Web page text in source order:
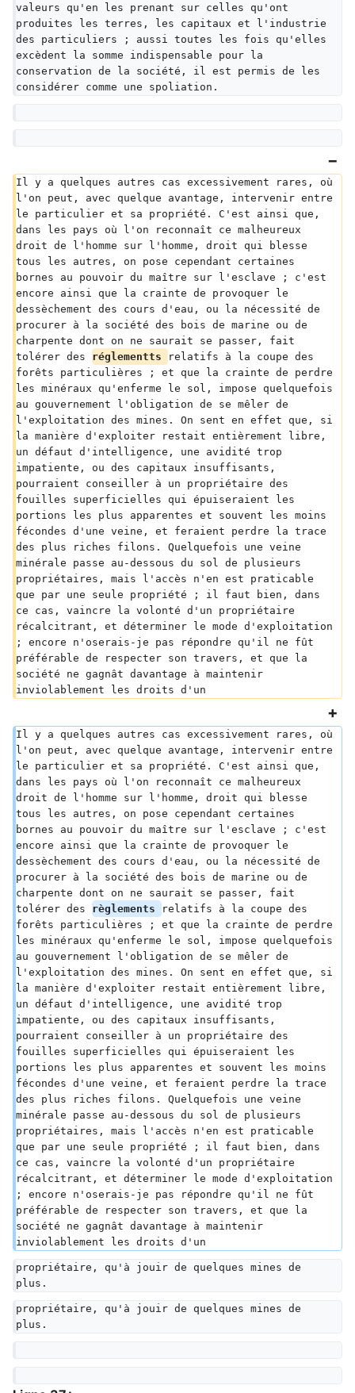
valeurs qu'en les prenant sur celles qu'ont
produites les terres, les capitaux et l'industrie
des particuliers ; aussi toutes les fois qu'elles
excèdent la somme indispensable pour la
conservation de la société, il est permis de les
considérer comme une spoliation.
Il y a quelques autres cas excessivement rares, où
l'on peut, avec quelque avantage, intervenir entre
le particulier et sa propriété. C'est ainsi que,
dans les pays où l'on reconnaît ce malheureux
droit de l'homme sur l'homme, droit qui blesse
tous les autres, on pose cependant certaines
bornes au pouvoir du maître sur l'esclave ; c'est
encore ainsi que la crainte de provoquer le
dessèchement des cours d'eau, ou la nécessité de
procurer à la société des bois de marine ou de
charpente dont on ne saurait se passer, fait
tolérer des réglementts
relatifs à la coupe des
forêts particulières ; et que la crainte de perdre
les minéraux qu'enferme le sol, impose quelquefois
au gouvernement l'obligation de se mêler de
l'exploitation des mines. On sent en effet que, si
la manière d'exploiter restait entièrement libre,
un défaut d'intelligence, une avidité trop
impatiente, ou des capitaux insuffisants,
pourraient conseiller à un propriétaire des
fouilles superficielles qui épuiseraient les
portions les plus apparentes et souvent les moins
fécondes d'une veine, et feraient perdre la trace
des plus riches filons. Quelquefois une veine
minérale passe au-dessous du sol de plusieurs
propriétaires, mais l'accès n'en est praticable
que par une seule propriété ; il faut bien, dans
ce cas, vaincre la volonté d'un propriétaire
récalcitrant, et déterminer le mode d'exploitation
; encore n'oserais-je pas répondre qu'il ne fût
préférable de respecter son travers, et que la
société ne gagnât davantage à maintenir
inviolablement les droits d'un
Il y a quelques autres cas excessivement rares, où
l'on peut, avec quelque avantage, intervenir entre
le particulier et sa propriété. C'est ainsi que,
dans les pays où l'on reconnaît ce malheureux
droit de l'homme sur l'homme, droit qui blesse
tous les autres, on pose cependant certaines
bornes au pouvoir du maître sur l'esclave ; c'est
encore ainsi que la crainte de provoquer le
dessèchement des cours d'eau, ou la nécessité de
procurer à la société des bois de marine ou de
charpente dont on ne saurait se passer, fait
tolérer des règlements
relatifs à la coupe des
forêts particulières ; et que la crainte de perdre
les minéraux qu'enferme le sol, impose quelquefois
au gouvernement l'obligation de se mêler de
l'exploitation des mines. On sent en effet que, si
la manière d'exploiter restait entièrement libre,
un défaut d'intelligence, une avidité trop
impatiente, ou des capitaux insuffisants,
pourraient conseiller à un propriétaire des
fouilles superficielles qui épuiseraient les
portions les plus apparentes et souvent les moins
fécondes d'une veine, et feraient perdre la trace
des plus riches filons. Quelquefois une veine
minérale passe au-dessous du sol de plusieurs
propriétaires, mais l'accès n'en est praticable
que par une seule propriété ; il faut bien, dans
ce cas, vaincre la volonté d'un propriétaire
récalcitrant, et déterminer le mode d'exploitation
; encore n'oserais-je pas répondre qu'il ne fût
préférable de respecter son travers, et que la
société ne gagnât davantage à maintenir
inviolablement les droits d'un
propriétaire, qu'à jouir de quelques mines de
plus.
propriétaire, qu'à jouir de quelques mines de
plus.